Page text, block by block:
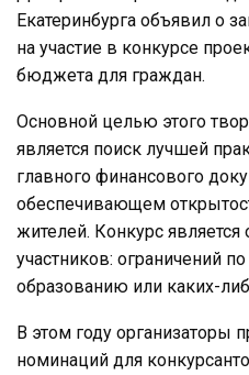
Екатеринбурга объявил о
на участие в конкурсе
бюджета для граждан.
Основной целью этого
является поиск лучшей
главного финансового
обеспечивающем
жителей. Конкурс
участников: ограничений
образованию или каких-
В этом году организаторы
номинаций для